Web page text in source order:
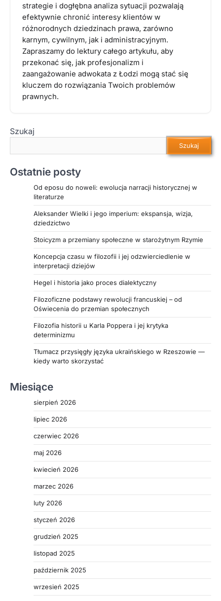
strategie i dogłębna analiza sytuacji pozwalają
efektywnie chronić interesy klientów w
różnorodnych dziedzinach prawa, zarówno
karnym, cywilnym, jak i administracyjnym.
Zapraszamy do lektury całego artykułu, aby
przekonać się, jak profesjonalizm i
zaangażowanie adwokata z Łodzi mogą stać się
kluczem do rozwiązania Twoich problemów
prawnych.
Szukaj
Szukaj
Ostatnie posty
Od eposu do noweli: ewolucja narracji historycznej w
literaturze
Aleksander Wielki i jego imperium: ekspansja, wizja,
dziedzictwo
Stoicyzm a przemiany społeczne w starożytnym Rzymie
Koncepcja czasu w filozofii i jej odzwierciedlenie w
interpretacji dziejów
Hegel i historia jako proces dialektyczny
Filozoficzne podstawy rewolucji francuskiej – od
Oświecenia do przemian społecznych
Filozofia historii u Karla Poppera i jej krytyka
determinizmu
Tłumacz przysięgły języka ukraińskiego w Rzeszowie —
kiedy warto skorzystać
Miesiące
sierpień 2026
lipiec 2026
czerwiec 2026
maj 2026
kwiecień 2026
marzec 2026
luty 2026
styczeń 2026
grudzień 2025
listopad 2025
październik 2025
wrzesień 2025